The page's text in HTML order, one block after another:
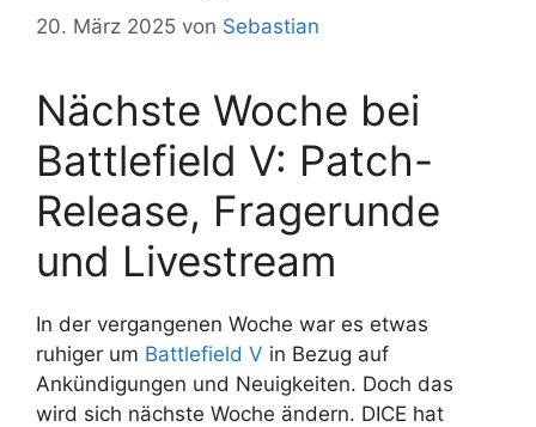
20. März 2025 von Sebastian
Nächste Woche bei
Battlefield V: Patch-
Release, Fragerunde
und Livestream
In der vergangenen Woche war es etwas
ruhiger um Battlefield V in Bezug auf
Ankündigungen und Neuigkeiten. Doch das
wird sich nächste Woche ändern. DICE hat